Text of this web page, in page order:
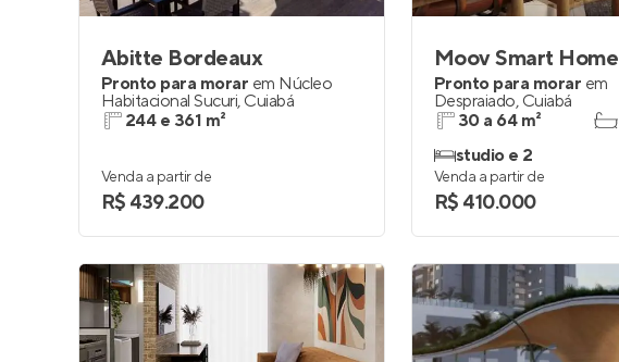
Abitte Bordeaux
Pronto para morar em Núcleo
Habitacional Sucuri, Cuiabá
244 e 361 m²
Venda a partir de
R$ 439.200
Moov Smart Home
Pronto para morar em
Despraiado, Cuiabá
30 a 64 m²
studio e 2
Venda a partir de
R$ 410.000